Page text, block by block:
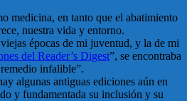
medicina, en tanto que el abatimiento
nuestra vida y entorno.
épocas de mi juventud, y la de mi
del Reader’s Digest”, se encontraba
infalible”.
algunas antiguas ediciones aún en
y fundamentada su inclusión y su